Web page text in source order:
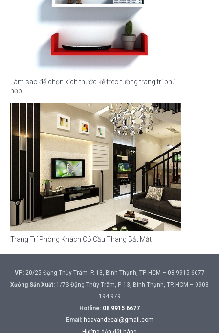
Làm sao để chọn kích thước kệ treo tường trang trí phù
hợp
Trang Trí Phòng Khách Có Cầu Thang Bắt Mắt
VP:20/25 Đặng Thùy Trâm, P. 13, Bình Thạnh, TP. HCM – 08 9915 6677
Xưởng Sản Xuất: 1/7S Đặng Thùy Trâm, P. 13, Bình Thạnh, TP. HCM – 0903
194 979
Hotline: 08 9915 6677
Email: hoavandecal@gmail.com
Hướng dẫn đặt hàng